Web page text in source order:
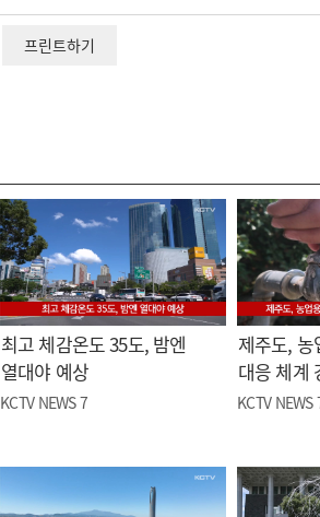
프린트하기
최고 체감온도 35도, 밤엔
열대야 예상
KCTV NEWS 7
제주도, 농
대응 체계
KCTV NEWS